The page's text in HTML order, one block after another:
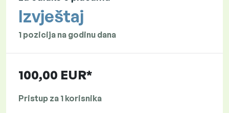
Izvještaj
1 pozicija na godinu dana
100,00 EUR*
Pristup za 1 korisnika